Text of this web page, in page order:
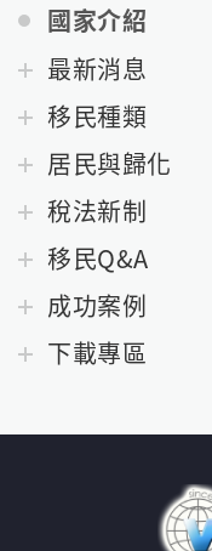
國家介紹
最新消息
移民種類
居民與歸化
稅法新制
移民Q&A
成功案例
下載專區